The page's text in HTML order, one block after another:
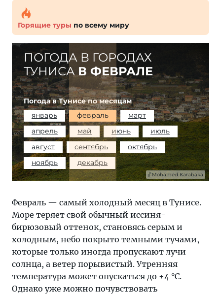
Горящие туры по всему миру
Mohamed Karabaka
ПОГОДА В ГОРОДАХ
ТУНИСАВ ФЕВРАЛЕ
Погода в Тунисе по месяцам
январь
февраль
март
апрель
май июнь
июль
август
сентябрь
октябрь
ноябрь
декабрь
Февраль — самый холодный месяц в Тунисе.
Море теряет свой обычный иссиня-
бирюзовый оттенок, становясь серым и
холодным, небо покрыто темными тучами,
которые только иногда пропускают лучи
солнца, а ветер порывистый. Утренняя
температура может опускаться до +4 °C.
Однако уже можно почувствовать